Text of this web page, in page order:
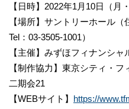
【日時】2022年1月10日（
【場所】サントリーホール（
Tel：03-3505-1001）
【主催】みずほフィナンシ
【制作協力】東京シティ・
二期会21
【WEBサイト】 https://